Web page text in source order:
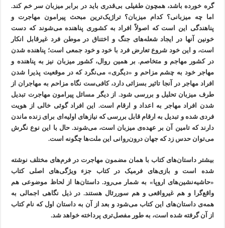
گره خورده باشد، همچون طفیلی بی‌قدری باید در برابر میزبان سر خم کند.
اما چه میزبانی؟ کدام میزبان؟ تراژیک‌ترین مبحث پیرامون مهاجرت و
پناهندگی این است که اصولاً افراد به کشوری پناهنده می‌شوند که دست
خونین آنها در ایجاد شعله‌های جنگ و اختناق در موطن فرد غیرقابل انکار
است، و این خود شروع تعارض فرد با خود و خود جمعی است؛ پناهنده شدن
در کشور مهاجم و متخاصم. بر همین روال، کشور میزبان نیز به پناهنده و
مهاجر خود به چشم مزاحم و «دیگری» می‌نگرد که در موقعیت پذیرا شدن
افراد مهاجر در آنجا تاثیر بسزائی دارد، کافی‌ست نگاه مزاحم به مهاجران از
طرف میزبان تحلیل و بررسی شود. از دیگر مسائل پیرامون مهاجرت تبدیل
شدن افراد مهاجر به اعداد و ارقام است. این افراد گوئی خالی از هویت
فردی شده و تبدیل به ارقام قابل بررسی که نیازهای اولیه‌ای برای زنده ماندن
دارند که تامین آن بر عهده‌ی میزبان است، می‌شوند. حال با این نوع نگرش
می‌توان حدس زد که جهان درون‌روانی این ملت‌ها چگونه است.
بیشتر داستان‌های کتاب با همان مضمون مهاجرت در فرم‌های مختلف نوشته
شده است و بازی‌های فرمیک در کتاب جزء ویژگی‌های اصلی کتاب
«حاشیه‌نشین‌های اروپا» به شمار می‌رود. داستان‌ها از لحاظ موضوعی هم
واقع‌گرا و هم غیرواقعی و هم سوررئال هستند. در ذیل نگاهی اجمالی به
همه‌ی داستان‌های این کتاب می‌شود و بعد از آن به داستان اول که نام کتاب
از آن گرفته شده است، به طور مفصل‌تری پرداخته خواهد ‌شد.